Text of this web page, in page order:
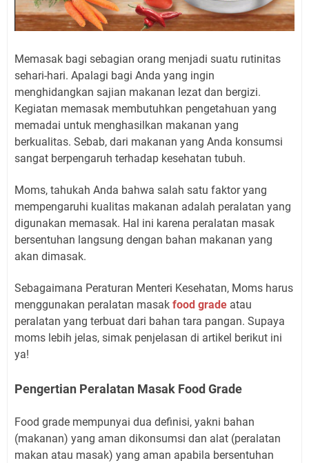
Memasak bagi sebagian orang menjadi suatu rutinitas
sehari-hari. Apalagi bagi Anda yang ingin
menghidangkan sajian makanan lezat dan bergizi.
Kegiatan memasak membutuhkan pengetahuan yang
memadai untuk menghasilkan makanan yang
berkualitas. Sebab, dari makanan yang Anda konsumsi
sangat berpengaruh terhadap kesehatan tubuh.
Moms, tahukah Anda bahwa salah satu faktor yang
mempengaruhi kualitas makanan adalah peralatan yang
digunakan memasak. Hal ini karena peralatan masak
bersentuhan langsung dengan bahan makanan yang
akan dimasak.
Sebagaimana Peraturan Menteri Kesehatan, Moms harus
menggunakan peralatan masak food grade atau
peralatan yang terbuat dari bahan tara pangan. Supaya
moms lebih jelas, simak penjelasan di artikel berikut ini
ya!
Pengertian Peralatan Masak Food Grade
Food grade mempunyai dua definisi, yakni bahan
(makanan) yang aman dikonsumsi dan alat (peralatan
makan atau masak) yang aman apabila bersentuhan